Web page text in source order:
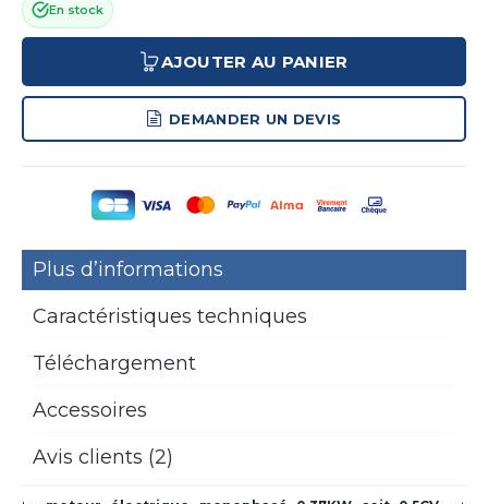
En stock
AJOUTER AU PANIER
DEMANDER UN DEVIS
Plus d’informations
Caractéristiques techniques
Téléchargement
Accessoires
Avis clients (2)